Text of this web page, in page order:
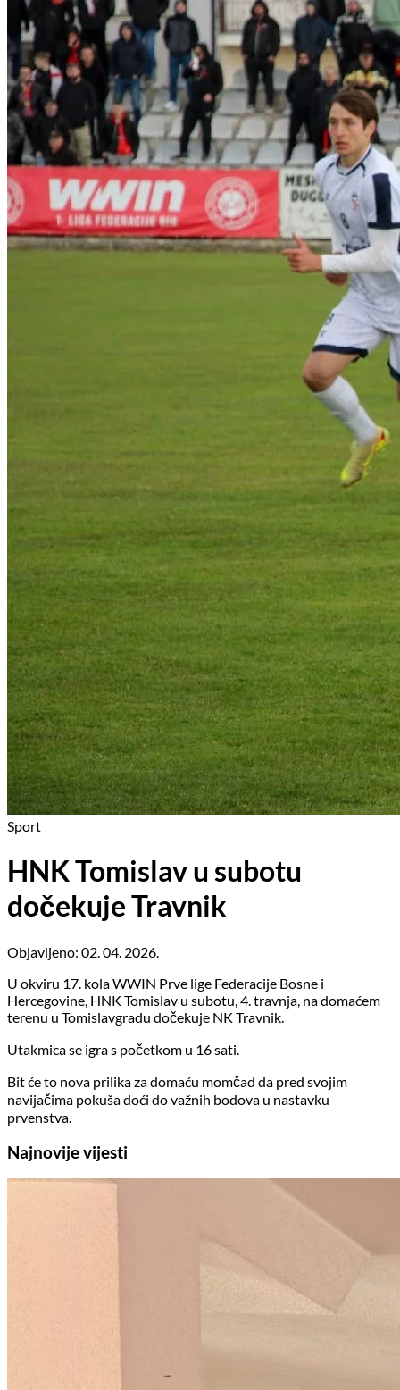
Sport
HNK Tomislav u subotu
dočekuje Travnik
Objavljeno: 02. 04. 2026.
U okviru 17. kola WWIN Prve lige Federacije Bosne i
Hercegovine, HNK Tomislav u subotu, 4. travnja, na domaćem
terenu u Tomislavgradu dočekuje NK Travnik.
Utakmica se igra s početkom u 16 sati.
Bit će to nova prilika za domaću momčad da pred svojim
navijačima pokuša doći do važnih bodova u nastavku
prvenstva.
Najnovije vijesti